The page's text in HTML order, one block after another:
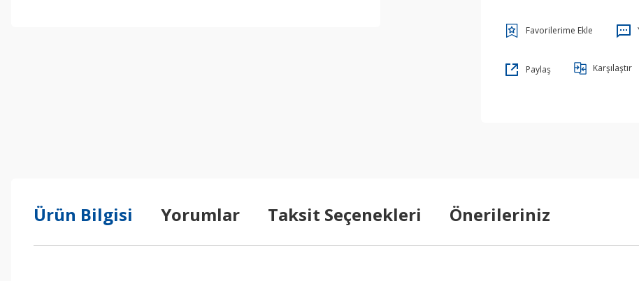
Paylaş Karşılaştır
Ürün Bilgisi Yorumlar Taksit Seçenekleri Önerileriniz